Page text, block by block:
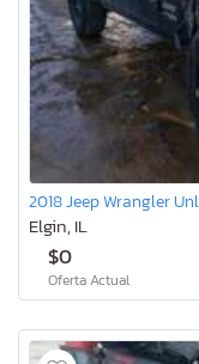
2018 Jeep Wrangler
Elgin, IL
$0
Oferta Actual